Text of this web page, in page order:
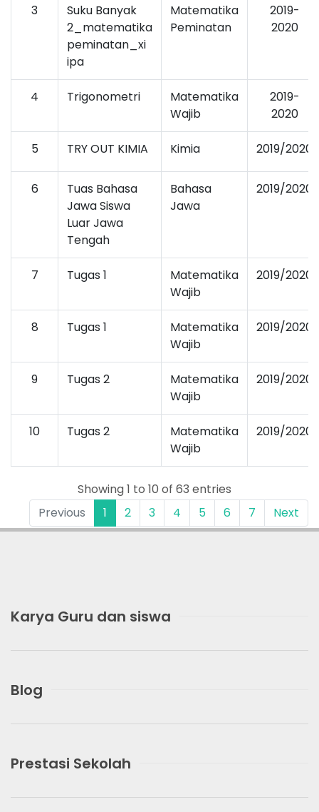
3
Suku Banyak
2_matematika
peminatan_xi
ipa
Matematika
Peminatan
2019-
2020
4 Trigonometri
Matematika
Wajib
2019-
2020
5 TRY OUT KIMIA Kimia 2019/2020
6
Tuas Bahasa
Jawa Siswa
Luar Jawa
Tengah
Bahasa
Jawa
2019/2020
7 Tugas 1
Matematika
Wajib
2019/2020
8 Tugas 1
Matematika
Wajib
2019/2020
9 Tugas 2
Matematika
Wajib
2019/2020
10 Tugas 2
Matematika
Wajib
2019/2020
Showing 1 to 10 of 63 entries
Previous
1 2 3 4 5 6 7 Next
Karya Guru dan siswa
Blog
Prestasi Sekolah